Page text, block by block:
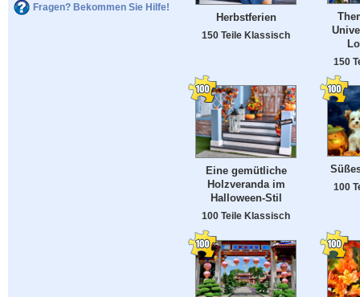
Fragen? Bekommen Sie Hilfe!
Herbstferien
150 Teile Klassisch
150
Eine gemütliche
Holzveranda im
Halloween-Stil
100 Teile Klassisch
100